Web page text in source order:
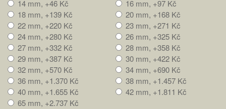
14 mm, +46 Kč
16 mm, +97 Kč
18 mm, +139 Kč
20 mm, +168 Kč
22 mm, +220 Kč
23 mm, +271 Kč
24 mm, +280 Kč
26 mm, +325 Kč
27 mm, +332 Kč
28 mm, +358 Kč
29 mm, +387 Kč
30 mm, +422 Kč
32 mm, +570 Kč
34 mm, +690 Kč
36 mm, +1.370 Kč
38 mm, +1.457 Kč
40 mm, +1.655 Kč
42 mm, +1.811 Kč
65 mm, +2.737 Kč